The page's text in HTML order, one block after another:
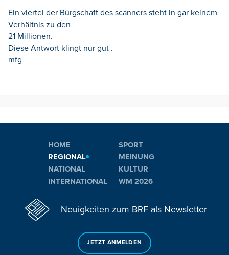
Ein viertel der Bürgschaft des scanners steht in gar keinem
Verhältnis zu den
21 Millionen.
Diese Antwort klingt nur gut .
mfg
HOME
REGIONAL
NATIONAL
INTERNATIONAL
SPORT
MEINUNG
KULTUR
WM 2026
Neuigkeiten zum BRF als Newsletter
JETZT ANMELDEN